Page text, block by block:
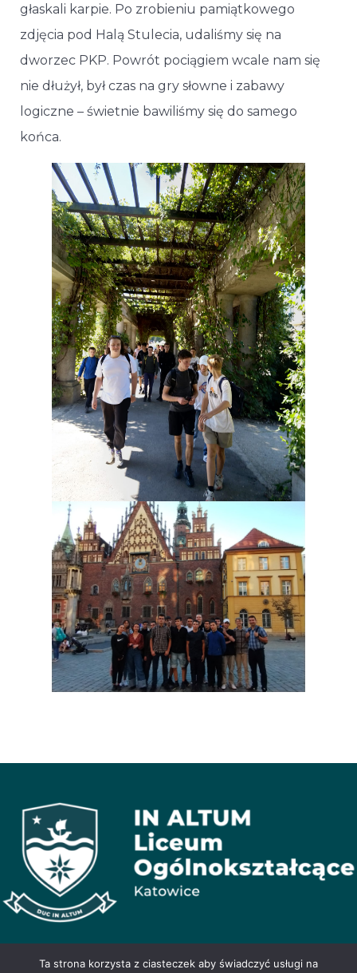
głaskali karpie. Po zrobieniu pamiątkowego
zdjęcia pod Halą Stulecia, udaliśmy się na
dworzec PKP. Powrót pociągiem wcale nam się
nie dłużył, był czas na gry słowne i zabawy
logiczne – świetnie bawiliśmy się do samego
końca.
Liceum Ogólnokształcące In Altum, ul. Oswobodzenia 47, 40-
Ta strona korzysta z ciasteczek aby świadczyć usługi na